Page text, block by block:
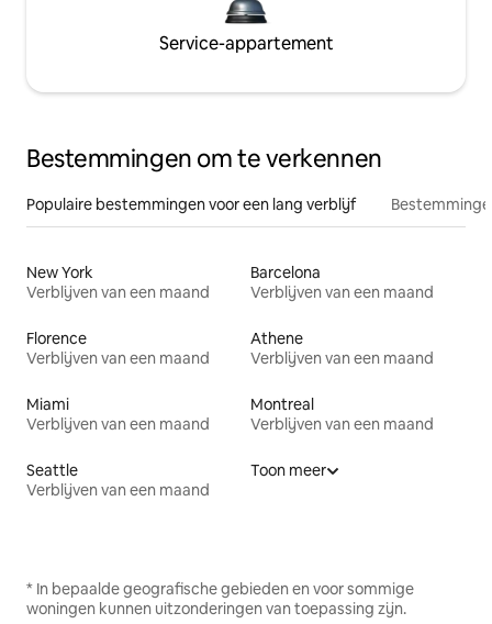
Service-appartement
Bestemmingen om te verkennen
Populaire bestemmingen voor een lang verblijf
New York
Verblijven van een maand
Barcelona
Verblijven van een maand
Florence
Verblijven van een maand
Athene
Verblijven van een maand
Miami
Verblijven van een maand
Montreal
Verblijven van een maand
Seattle
Verblijven van een maand
Toon meer
* In bepaalde geografische gebieden en voor sommige
woningen kunnen uitzonderingen van toepassing zijn.